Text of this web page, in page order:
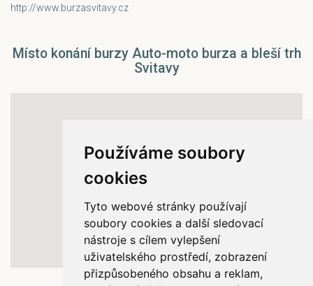
Používáme soubory
cookies
Tyto webové stránky používají
soubory cookies a další sledovací
nástroje s cílem vylepšení
uživatelského prostředí, zobrazení
přizpůsobeného obsahu a reklam,
http://www.burzasvitavy.cz
Místo konání burzy Auto-moto burza a bleší trh
Svitavy